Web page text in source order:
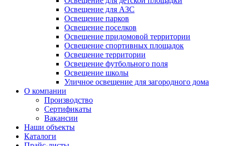
Освещение для АЗС
Освещение парков
Освещение поселков
Освещение придомовой территории
Освещение спортивных площадок
Освещение территории
Освещение футбольного поля
Освещение школы
Уличное освещение для загородного дома
О компании
Производство
Сертификаты
Вакансии
Наши объекты
Каталоги